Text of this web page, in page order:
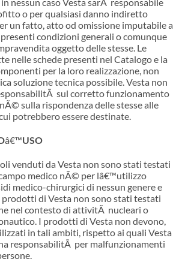
nessun caso Vesta sarÃ responsabile
o per qualsiasi danno indiretto
un fatto, atto od omissione imputabile a
condizioni generali o comunque
oggetto delle stesse. Le
nelle schede presenti nel Catalogo e la
per la loro realizzazione, non
soluzione tecnica possibile. Vesta non
sul corretto funzionamento
sulla rispondenza delle stesse alle
potrebbero essere destinate.
â€™USO
venduti da Vesta non sono stati testati
medico nÃ© per lâ€™utilizzo
medico-chirurgici di nessun genere e
prodotti di Vesta non sono stati testati
nel contesto di attivitÃ nucleari o
I prodotti di Vesta non devono,
in tali ambiti, rispetto ai quali Vesta
responsabilitÃ per malfunzionamenti